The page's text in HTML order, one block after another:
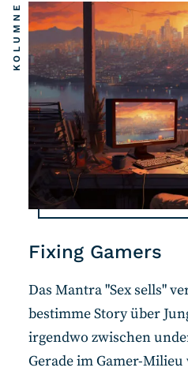
Fixing Gamers
KOLUMNE
Das Mantra "Sex sells"
bestimme Story über
irgendwo zwischen
Gerade im Gamer-